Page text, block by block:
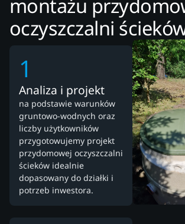
montażu
oczyszczalni
1
Analiza i projekt
na podstawie warunków
gruntowo-wodnych oraz
liczby użytkowników
przygotowujemy projekt
przydomowej oczyszczalni
ścieków idealnie
dopasowany do działki i
potrzeb inwestora.